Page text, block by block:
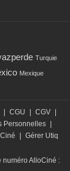
Turquie
Mexique
CGU CGV
Personnelles
Gérer Utiq
numéro AlloCiné :